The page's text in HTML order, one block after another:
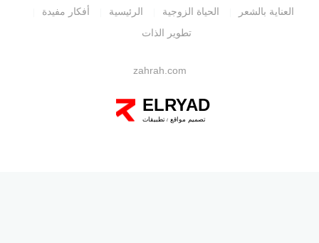
العناية بالشعر
الحياة الزوجية الرئيسية
أفكار مفيدة
تطوير الذات
zahrah.com
ELRYAD
تصميم مواقع / تطبيقات